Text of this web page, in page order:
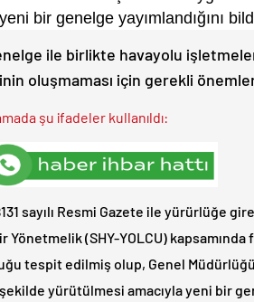
bir genelge yayımlandığını
ile birlikte havayolu
oluşmaması için gerekli
şu ifadeler kullanıldı:
sayılı Resmi Gazete ile yürürlüğe
Yönetmelik (SHY-YOLCU)
tespit edilmiş olup, Genel
yürütülmesi amacıyla yeni bir